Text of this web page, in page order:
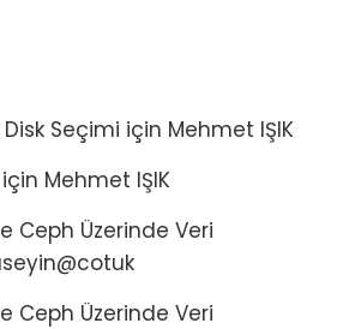
Disk Seçimi için Mehmet IŞIK
için Mehmet IŞIK
Ceph Üzerinde Veri
Ceph Üzerinde Veri